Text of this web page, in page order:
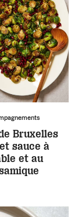
Bruxelles
sauce à
et au